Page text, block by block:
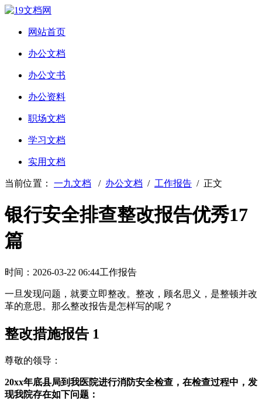
网站首页
办公文档
办公文书
办公资料
职场文档
学习文档
实用文档
当前位置： 一九文档 / 办公文档 / 工作报告 / 正文
银行安全排查整改报告优秀17
篇
时间：2026-03-22 06:44工作报告
一旦发现问题，就要立即整改。整改，顾名思义，是整顿并改
革的意思。那么整改报告是怎样写的呢？
整改措施报告 1
尊敬的领导：
20xx年底县局到我医院进行消防安全检查，在检查过程中，发
现我院存在如下问题：